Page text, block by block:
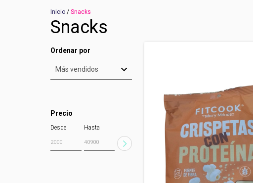
Inicio / Snacks
Snacks
Ordenar por
Precio
Desde Hasta